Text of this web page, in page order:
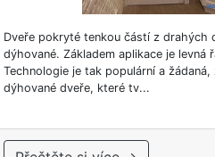
Dveře pokryté tenkou částí z drahých
dýhované. Základem aplikace je levná
Technologie je tak populární a žádaná,
dýhované dveře, které tv...